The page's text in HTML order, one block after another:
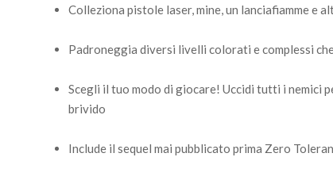
Colleziona pistole laser, mine, un lanciafiamme e
Padroneggia diversi livelli colorati e complessi
Scegli il tuo modo di giocare! Uccidi tutti i nemici
brivido
Include il sequel mai pubblicato prima Zero